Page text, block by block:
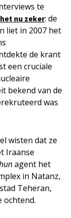
te
het nu zeker: de
liet in 2007 het
de krant
een cruciale
bekend van de
was
wisten dat ze
Iraanse
agent het
in Natanz,
Teheran,
ochtend.